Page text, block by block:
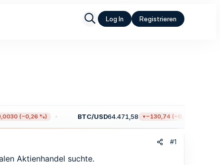
Log In Registrieren
(−0,26 %) BTC/USD64.471,58 −130,74 (−0,20 %)
#1
Aktienhandel suchte.